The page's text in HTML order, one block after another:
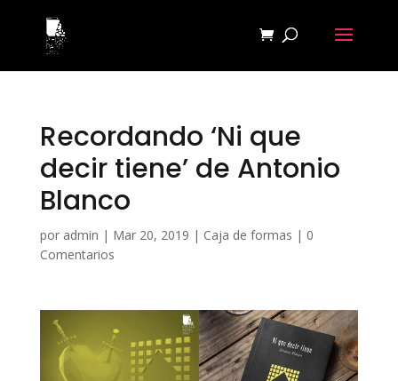
Recordando ‘Ni que
decir tiene’ de Antonio
Blanco
por admin | Mar 20, 2019 | Caja de formas | 0
Comentarios